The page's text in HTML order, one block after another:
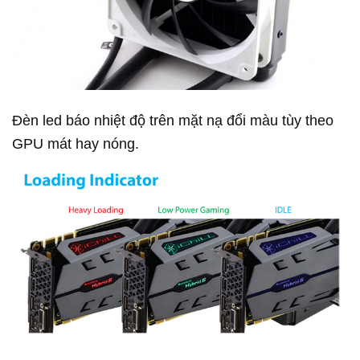
Đèn led báo nhiệt độ trên mặt nạ đổi màu tùy theo
GPU mát hay nóng.